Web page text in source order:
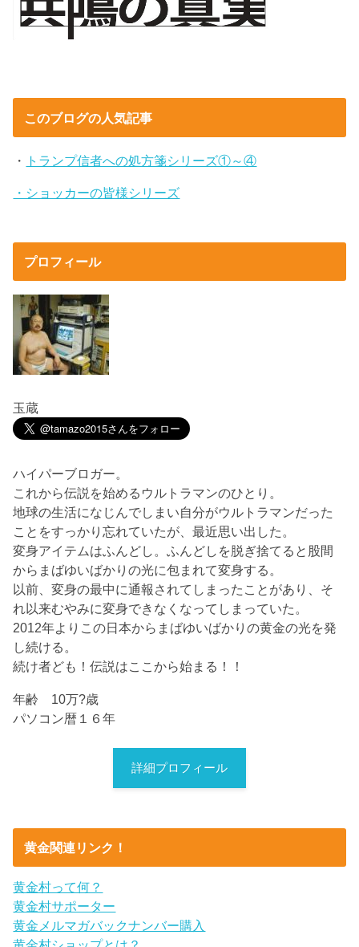
このブログの人気記事
・ トランプ信者への処方箋シリーズ①～④
・ショッカーの皆様シリーズ
プロフィール
玉蔵
ハイパーブロガー。
これから伝説を始めるウルトラマンのひとり。
地球の生活になじんでしまい自分がウルトラマンだった
ことをすっかり忘れていたが、最近思い出した。
変身アイテムはふんどし。ふんどしを脱ぎ捨てると股間
からまばゆいばかりの光に包まれて変身する。
以前、変身の最中に通報されてしまったことがあり、そ
れ以来むやみに変身できなくなってしまっていた。
2012年よりこの日本からまばゆいばかりの黄金の光を発
し続ける。
続け者ども！伝説はここから始まる！！
年齢 10万?歳
パソコン暦１６年
詳細プロフィール
黄金関連リンク！
黄金村って何？
黄金村サポーター
黄金メルマガバックナンバー購入